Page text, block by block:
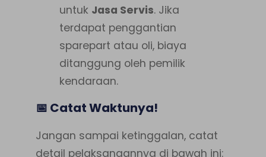
untuk Jasa Servis. Jika
terdapat penggantian
sparepart atau oli, biaya
ditanggung oleh pemilik
kendaraan.
📅 Catat Waktunya!
Jangan sampai ketinggalan, catat
detail pelaksanaannya di bawah ini: